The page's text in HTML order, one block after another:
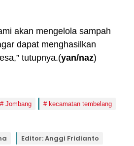
akan mengelola sampah
dapat menghasilkan
tutupnya.(yan/naz)
Jombang
kecamatan tembelang
Editor: Anggi Fridianto